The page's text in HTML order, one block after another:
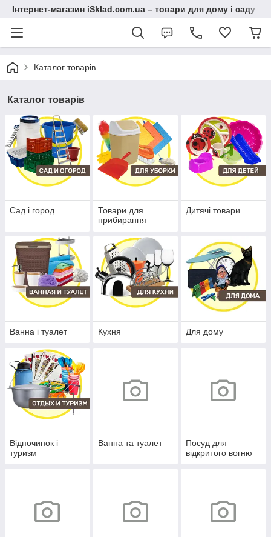
Інтернет-магазин iSklad.com.ua – товари для дому і саду
Каталог товарів
Каталог товарів
Сад і город
Товари для
прибирання
Дитячі товари
Ванна і туалет Кухня Для дому
Відпочинок і
туризм
Ванна та туалет
Посуд для
відкритого вогню